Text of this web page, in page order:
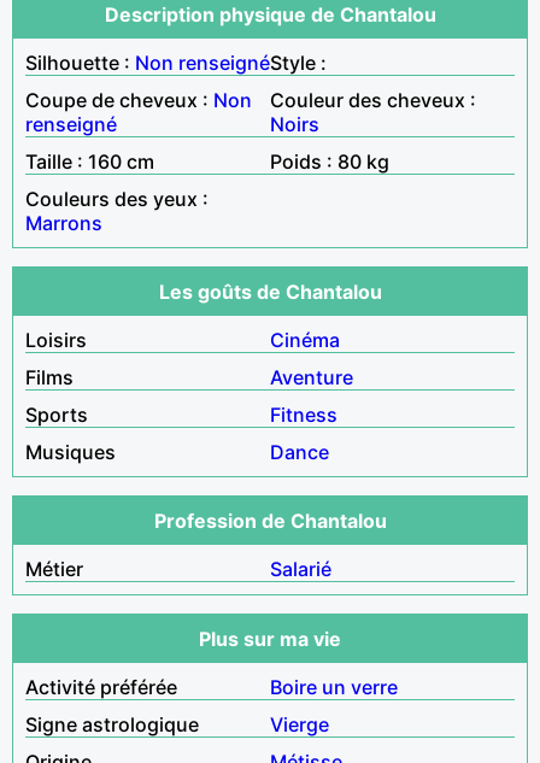
Description physique de Chantalou
Silhouette : Non renseignéStyle :
Coupe de cheveux : Non
renseigné
Couleur des cheveux :
Noirs
Taille : 160 cm
Poids : 80 kg
Couleurs des yeux :
Marrons
Les goûts de Chantalou
Loisirs
Cinéma
Films
Aventure
Sports
Fitness
Musiques
Dance
Profession de Chantalou
Métier
Salarié
Plus sur ma vie
Activité préférée
Boire un verre
Signe astrologique
Vierge